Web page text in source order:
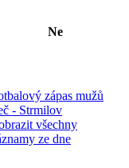
Ne
zápas mužů
- Strmilov
všechny
ze dne